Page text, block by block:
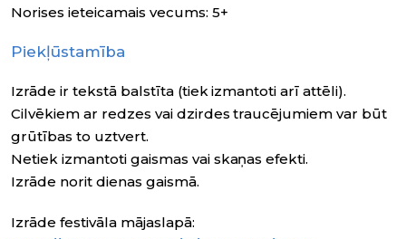
Norises ieteicamais vecums: 5+
Piekļūstamība
Izrāde ir tekstā balstīta (tiek izmantoti arī attēli).
Cilvēkiem ar redzes vai dzirdes traucējumiem var būt
grūtības to uztvert.
Netiek izmantoti gaismas vai skaņas efekti.
Izrāde norit dienas gaismā.
Izrāde festivāla mājaslapā: